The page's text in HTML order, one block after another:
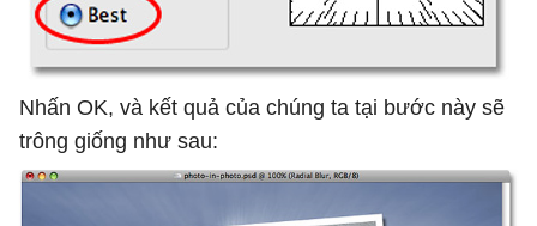
Nhấn OK, và kết quả của chúng ta tại bước này sẽ
trông giống như sau: